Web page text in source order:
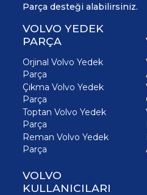
Parça desteği alabilirsiniz.
VOLVO YEDEK
PARÇA
Orjinal Volvo Yedek
Parça
Çıkma Volvo Yedek
Parça
Toptan Volvo Yedek
Parça
Reman Volvo Yedek
Parça
VOLVO
KULLANICILARI